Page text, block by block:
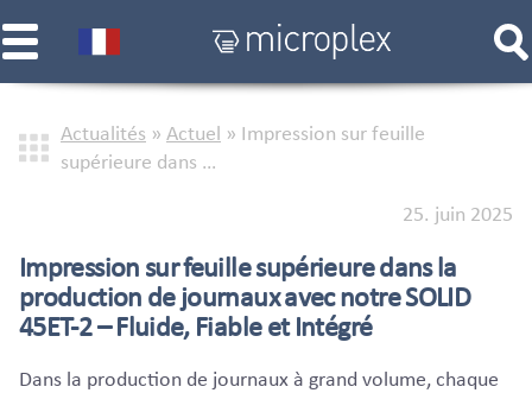
Actualités » Actuel » Impression sur feuille
supérieure dans …
25. juin 2025
Impression sur feuille supérieure dans la
production de journaux avec notre SOLID
45ET-2 – Fluide, Fiable et Intégré
Dans la production de journaux à grand volume, chaque